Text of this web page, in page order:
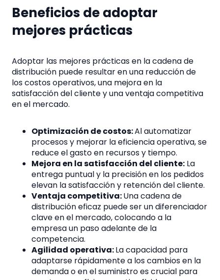
Beneficios de adoptar
mejores prácticas
Adoptar las mejores prácticas en la cadena de
distribución puede resultar en una reducción de
los costos operativos, una mejora en la
satisfacción del cliente y una ventaja competitiva
en el mercado.
Optimización de costos:Al automatizar
procesos y mejorar la eficiencia operativa, se
reduce el gasto en recursos y tiempo.
Mejora en la satisfacción del cliente: La
entrega puntual y la precisión en los pedidos
elevan la satisfacción y retención del cliente.
Ventaja competitiva:Una cadena de
distribución eficaz puede ser un diferenciador
clave en el mercado, colocando a la
empresa un paso adelante de la
competencia.
Agilidad operativa:La capacidad para
adaptarse rápidamente a los cambios en la
demanda o en el suministro es crucial para